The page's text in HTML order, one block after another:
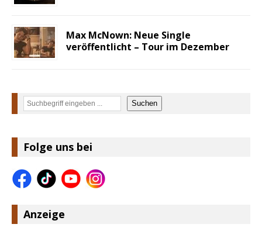
Max McNown: Neue Single
veröffentlicht – Tour im Dezember
Suchen Suchen
Folge uns bei
Anzeige